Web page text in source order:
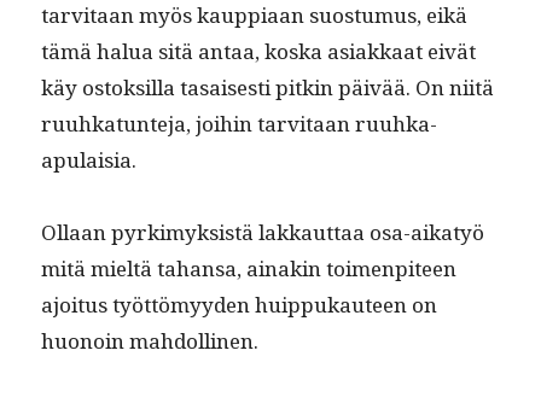
tarvi­taan myös kaup­pi­aan suos­tu­mus, eikä
tämä halua sitä antaa, kos­ka asi­akkaat eivät
käy ostok­sil­la tasais­es­ti pitkin päivää. On niitä
ruuhkatun­te­ja, joi­hin tarvi­taan ruuhka-
apulaisia.
Ollaan pyrkimyk­sistä lakkaut­taa osa-aikatyö
mitä mieltä tahansa, ainakin toimen­piteen
ajoi­tus työt­tömyy­den huip­pukau­teen on
huonoin mahdollinen.